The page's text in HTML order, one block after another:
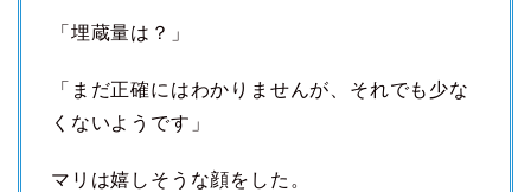
「埋蔵量は？」
「まだ正確にはわかりませんが、それでも少な
くないようです」
マリは嬉しそうな顔をした。